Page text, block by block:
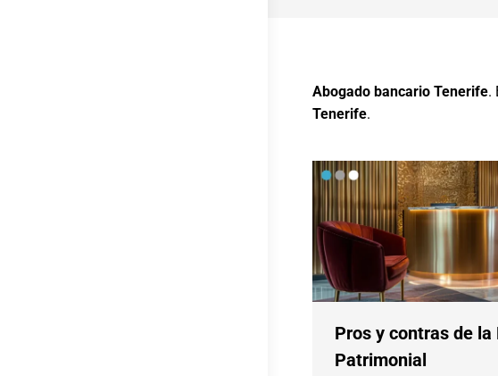
Abogado bancario Tenerife.
Tenerife.
Pros y contras de la
Patrimonial